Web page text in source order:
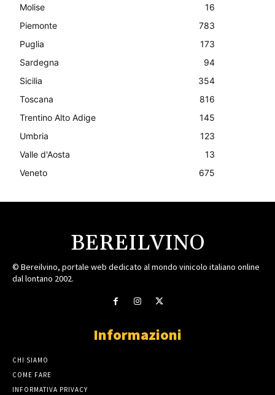
Molise
16
Piemonte
783
Puglia
173
Sardegna
94
Sicilia
354
Toscana
816
Trentino Alto Adige
145
Umbria
123
Valle d'Aosta
13
Veneto
675
BEREILVINO
© Bereilvino, portale web dedicato al mondo vinicolo italiano online
dal lontano 2002.
Informazioni
CHI SIAMO
COME FARE
INFORMATIVA PRIVACY